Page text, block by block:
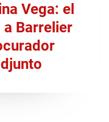
Vega: el
Barrelier